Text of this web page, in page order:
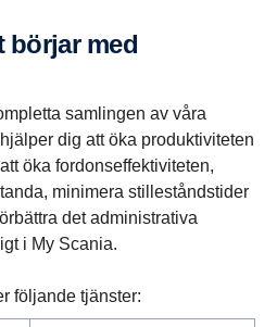
samlingen av våra
dig att öka produktiviteten
öka fordonseffektiviteten,
minimera stilleståndstider
det administrativa
i My Scania.
följande tjänster: